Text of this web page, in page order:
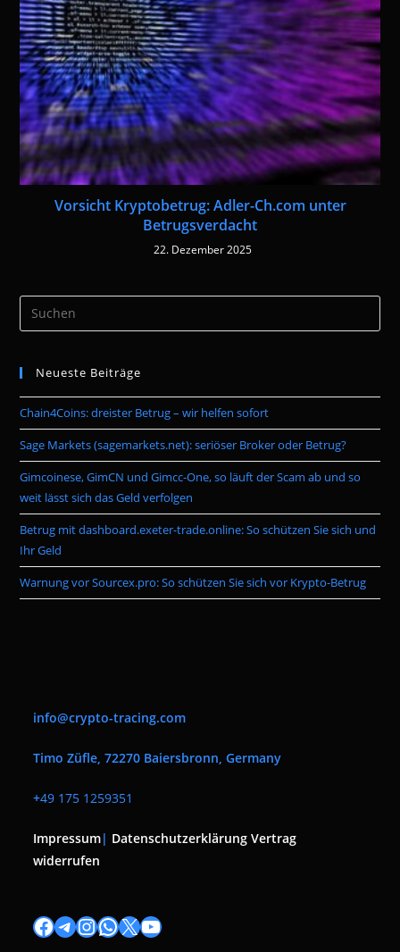
Vorsicht Kryptobetrug: Adler-Ch.com unter
Betrugsverdacht
22. Dezember 2025
the
Neueste Beiträge
Chain4Coins: dreister Betrug – wir helfen sofort
Sage Markets (sagemarkets.net): seriöser Broker oder Betrug?
Gimcoinese, GimCN und Gimcc-One, so läuft der Scam ab und so
weit lässt sich das Geld verfolgen
Betrug mit dashboard.exeter-trade.online: So schützen Sie sich und
Ihr Geld
Warnung vor Sourcex.pro: So schützen Sie sich vor Krypto-Betrug
info@crypto-tracing.com
Timo Züfle, 72270 Baiersbronn, Germany
+49 175 1259351
Impressum| Datenschutzerklärung Vertrag
widerrufen
Facebook
Telegram
Instagram
WhatsApp
X YouTube